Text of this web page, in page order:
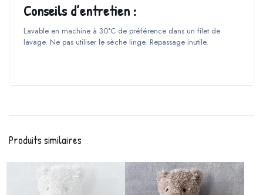
Conseils d’entretien :
Lavable en machine à 30°C de préférence dans un filet de
lavage. Ne pas utiliser le sèche linge. Repassage inutile.
Produits similaires